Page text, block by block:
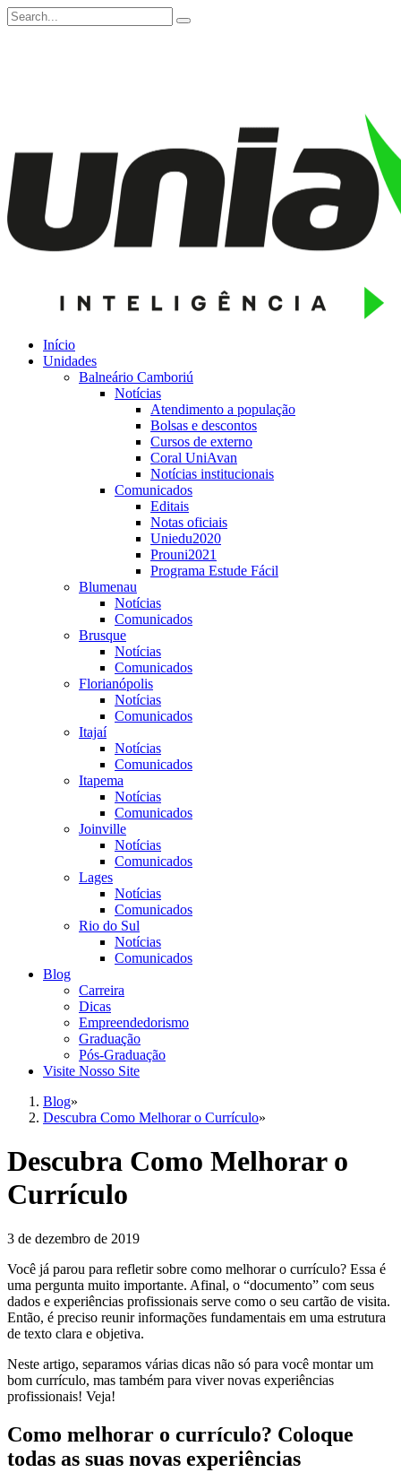
Início
Unidades
Balneário Camboriú
Notícias
Atendimento a população
Bolsas e descontos
Cursos de externo
Coral UniAvan
Notícias institucionais
Comunicados
Editais
Notas oficiais
Uniedu2020
Prouni2021
Programa Estude Fácil
Blumenau
Notícias
Comunicados
Brusque
Notícias
Comunicados
Florianópolis
Notícias
Comunicados
Itajaí
Notícias
Comunicados
Itapema
Notícias
Comunicados
Joinville
Notícias
Comunicados
Lages
Notícias
Comunicados
Rio do Sul
Notícias
Comunicados
Blog
Carreira
Dicas
Empreendedorismo
Graduação
Pós-Graduação
Visite Nosso Site
Blog»
Descubra Como Melhorar o Currículo»
Descubra Como Melhorar o
Currículo
3 de dezembro de 2019
Você já parou para refletir sobre como melhorar o currículo? Essa é
uma pergunta muito importante. Afinal, o “documento” com seus
dados e experiências profissionais serve como o seu cartão de visita.
Então, é preciso reunir informações fundamentais em uma estrutura
de texto clara e objetiva.
Neste artigo, separamos várias dicas não só para você montar um
bom currículo, mas também para viver novas experiências
profissionais! Veja!
Como melhorar o currículo? Coloque
todas as suas novas experiências